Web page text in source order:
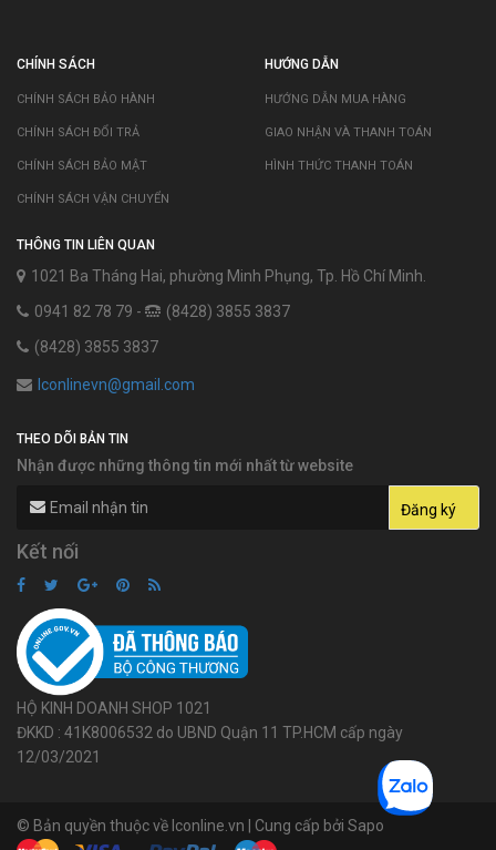
CHÍNH SÁCH
CHÍNH SÁCH BẢO HÀNH
CHÍNH SÁCH ĐỔI TRẢ
CHÍNH SÁCH BẢO MẬT
CHÍNH SÁCH VẬN CHUYỂN
HƯỚNG DẪN
HƯỚNG DẪN MUA HÀNG
GIAO NHẬN VÀ THANH TOÁN
HÌNH THỨC THANH TOÁN
THÔNG TIN LIÊN QUAN
1021 Ba Tháng Hai, phường Minh Phụng, Tp. Hồ Chí Minh.
0941 82 78 79 -
(8428) 3855 3837
(8428) 3855 3837
lconlinevn@gmail.com
THEO DÕI BẢN TIN
Nhận được những thông tin mới nhất từ website
Kết nối
HỘ KINH DOANH SHOP 1021
ĐKKD : 41K8006532 do UBND Quận 11 TP.HCM cấp ngày
12/03/2021
© Bản quyền thuộc về lconline.vn | Cung cấp bởi Sapo